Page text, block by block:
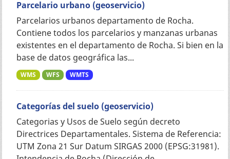
Parcelario urbano (geoservicio)
Parcelarios urbanos departamento de Rocha.
Contiene todos los parcelarios y manzanas urbanas
existentes en el departamento de Rocha. Si bien en la
base de datos geográfica las...
WMS WFS WMTS
Categorías del suelo (geoservicio)
Categorias y Usos de Suelo según decreto
Directrices Departamentales. Sistema de Referencia:
UTM Zona 21 Sur Datum SIRGAS 2000 (EPSG:31981).